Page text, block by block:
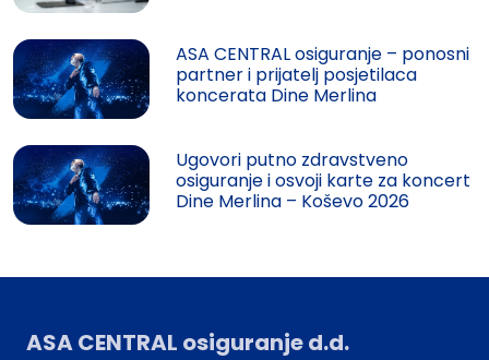
ASA CENTRAL osiguranje – ponosni
partner i prijatelj posjetilaca
koncerata Dine Merlina
Ugovori putno zdravstveno
osiguranje i osvoji karte za koncert
Dine Merlina – Koševo 2026
ASA CENTRAL osiguranje d.d.